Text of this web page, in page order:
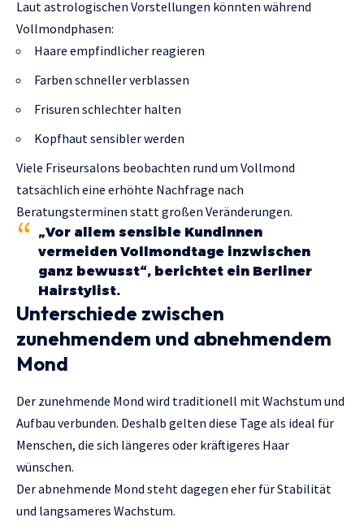
Laut astrologischen Vorstellungen könnten während
Vollmondphasen:
Haare empfindlicher reagieren
Farben schneller verblassen
Frisuren schlechter halten
Kopfhaut sensibler werden
Viele Friseursalons beobachten rund um Vollmond
tatsächlich eine erhöhte Nachfrage nach
Beratungsterminen statt großen Veränderungen.
„Vor allem sensible Kundinnen
vermeiden Vollmondtage inzwischen
ganz bewusst“, berichtet ein Berliner
Hairstylist.
Unterschiede zwischen
zunehmendem und abnehmendem
Mond
Der zunehmende Mond wird traditionell mit Wachstum und
Aufbau verbunden. Deshalb gelten diese Tage als ideal für
Menschen, die sich längeres oder kräftigeres Haar
wünschen.
Der abnehmende Mond steht dagegen eher für Stabilität
und langsameres Wachstum.